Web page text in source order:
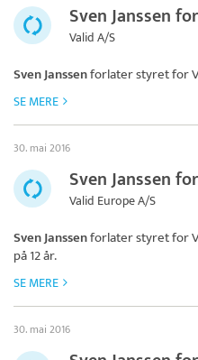
Sven Janssen
Valid A/S
Sven Janssenforlater styret for
SE MERE
30. mai 2016
Sven Janssen
Valid Europe A/S
Sven Janssenforlater styret for
på 12 år.
SE MERE
30. mai 2016